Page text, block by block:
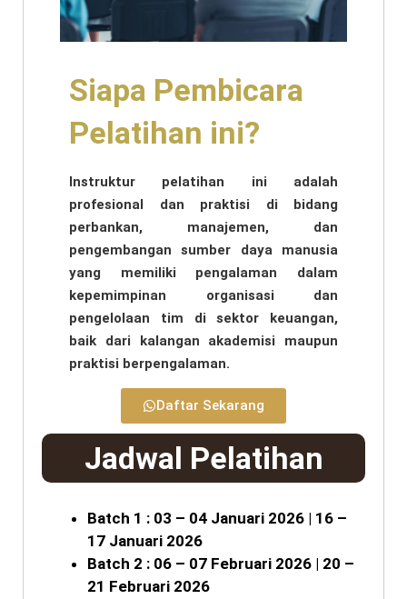
Siapa Pembicara
Pelatihan ini?
Instruktur pelatihan ini adalah
profesional dan praktisi di bidang
perbankan, manajemen, dan
pengembangan sumber daya manusia
yang memiliki pengalaman dalam
kepemimpinan organisasi dan
pengelolaan tim di sektor keuangan,
baik dari kalangan akademisi maupun
praktisi berpengalaman.
Daftar Sekarang
Jadwal Pelatihan
Batch 1 : 03 – 04 Januari 2026 | 16 –
17 Januari 2026
Batch 2 : 06 – 07 Februari 2026 | 20 –
21 Februari 2026